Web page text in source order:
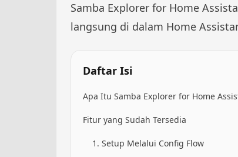
Samba Explorer for Home
langsung di dalam Home
Daftar Isi
Apa Itu Samba Explorer for Home
Fitur yang Sudah Tersedia
1. Setup Melalui Config Flow